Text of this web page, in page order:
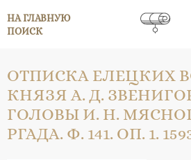
НА ГЛАВНУЮ
ПОИСК
ОТПИСКА ЕЛЕЦКИХ
КНЯЗЯ А. Д.
ГОЛОВЫ И. Н.
РГАДА. Ф. 141. ОП. 1.